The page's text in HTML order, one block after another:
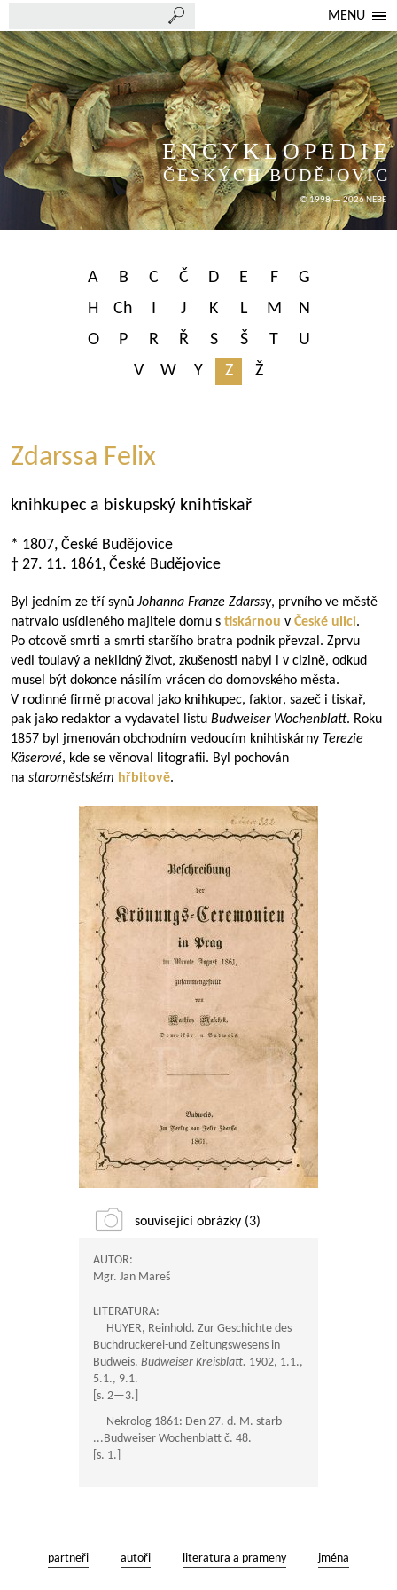
MENU
ENCYKLOPEDIE
ČESKÝCH BUDĚJOVIC
© 1998 — 2026 NEBE
A B C Č D E F
G
H
Ch I J K L M
N
O
P R Ř S Š T
U
V
W Y Z Ž
Zdarssa Felix
knihkupec a biskupský knihtiskař
* 1807, České Budějovice
† 27. 11. 1861, České Budějovice
Byl jedním ze tří synů Johanna Franze Zdarssy, prvního ve městě
natrvalo usídleného majitele domu s tiskárnou v České ulici.
Po otcově smrti a smrti staršího bratra podnik převzal. Zprvu
vedl toulavý a neklidný život, zkušenosti nabyl i v cizině, odkud
musel být dokonce násilím vrácen do domovského města.
V rodinné firmě pracoval jako knihkupec, faktor, sazeč i tiskař,
pak jako redaktor a vydavatel listu Budweiser Wochenblatt. Roku
1857 byl jmenován obchodním vedoucím knihtiskárny Terezie
Käserové, kde se věnoval litografii. Byl pochován
na staroměstském hřbitově.
související obrázky (3)
AUTOR:
Mgr. Jan Mareš
LITERATURA:
HUYER, Reinhold. Zur Geschichte des
Buchdruckerei-und Zeitungswesens in
Budweis. Budweiser Kreisblatt. 1902, 1.1.,
5.1., 9.1.
[s. 2—3.]
Nekrolog 1861: Den 27. d. M. starb
...Budweiser Wochenblatt č. 48.
[s. 1.]
partneři autoři literatura a prameny jména